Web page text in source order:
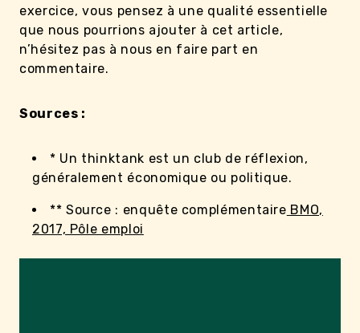
exercice, vous pensez à une qualité essentielle
que nous pourrions ajouter à cet article,
n’hésitez pas à nous en faire part en
commentaire.
Sources :
* Un thinktank est un club de réflexion,
généralement économique ou politique.
** Source : enquête complémentaire BMO,
2017, Pôle emploi